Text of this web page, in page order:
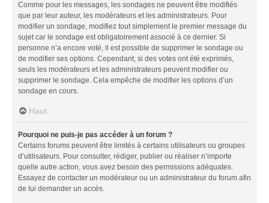
Comme pour les messages, les sondages ne peuvent être modifiés
que par leur auteur, les modérateurs et les administrateurs. Pour
modifier un sondage, modifiez tout simplement le premier message du
sujet car le sondage est obligatoirement associé à ce dernier. Si
personne n’a encore voté, il est possible de supprimer le sondage ou
de modifier ses options. Cependant, si des votes ont été exprimés,
seuls les modérateurs et les administrateurs peuvent modifier ou
supprimer le sondage. Cela empêche de modifier les options d’un
sondage en cours.
Haut
Pourquoi ne puis-je pas accéder à un forum ?
Certains forums peuvent être limités à certains utilisateurs ou groupes
d’utilisateurs. Pour consulter, rédiger, publier ou réaliser n’importe
quelle autre action, vous avez besoin des permissions adéquates.
Essayez de contacter un modérateur ou un administrateur du forum afin
de lui demander un accès.